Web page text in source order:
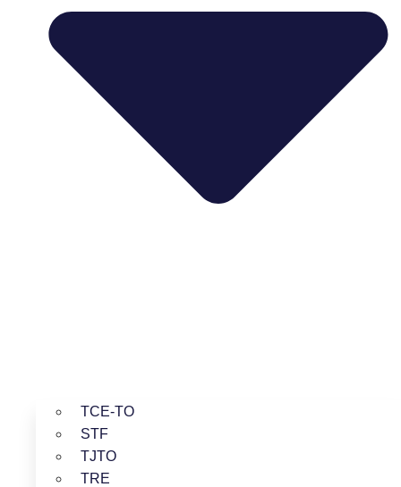
TCE-TO
STF
TJTO
TRE